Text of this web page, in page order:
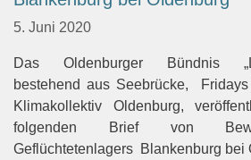
5. Juni 2020
Das Oldenburger Bündnis
bestehend aus Seebrücke,
Klimakollektiv Oldenburg,
folgenden Brief von
Geflüchtetenlagers Blankenburg bei